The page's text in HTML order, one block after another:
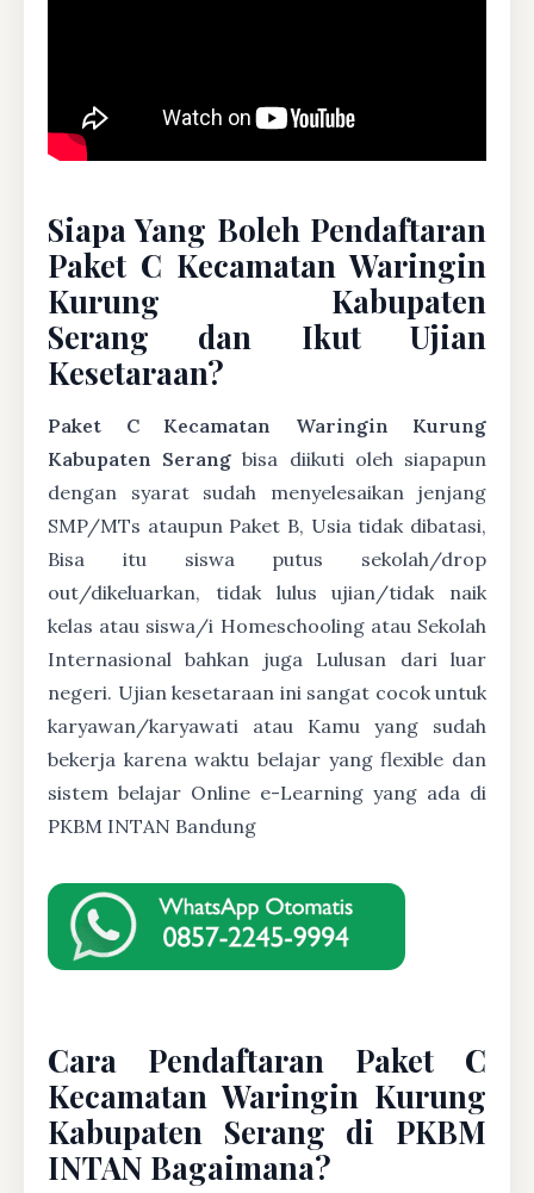
Siapa Yang Boleh Pendaftaran
Paket C Kecamatan Waringin
Kurung Kabupaten
Serang dan Ikut Ujian
Kesetaraan?
Paket C Kecamatan Waringin Kurung
Kabupaten Serang bisa diikuti oleh siapapun
dengan syarat sudah menyelesaikan jenjang
SMP/MTs ataupun Paket B, Usia tidak dibatasi,
Bisa itu siswa putus sekolah/drop
out/dikeluarkan, tidak lulus ujian/tidak naik
kelas atau siswa/i Homeschooling atau Sekolah
Internasional bahkan juga Lulusan dari luar
negeri. Ujian kesetaraan ini sangat cocok untuk
karyawan/karyawati atau Kamu yang sudah
bekerja karena waktu belajar yang flexible dan
sistem belajar Online e-Learning yang ada di
PKBM INTAN Bandung
Cara Pendaftaran Paket C
Kecamatan Waringin Kurung
Kabupaten Serang di PKBM
INTAN Bagaimana?